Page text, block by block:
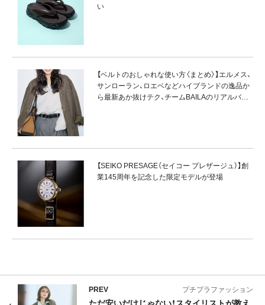
い
【ベルトのおしゃれな使い方〈まとめ〉】エルメス、
サンローラン、ロエベなどハイブランドの逸品か
ら最新あか抜けテク、チームBAILAのリアルバイ
【SEIKO PRESAGE（セイコー プレザージュ）】創
業145周年を記念した限定モデルが登場
PREV プチプラファッション